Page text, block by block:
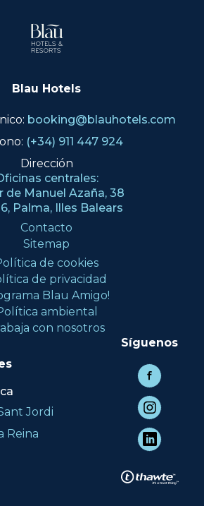
Blau Hotels
booking@blauhotels.com
(+34) 911 447 924
Dirección
centrales:
de Manuel Azaña, 38
Palma, Illes Balears
Contacto
Sitemap
de cookies
de privacidad
Blau Amigo!
ambiental
con nosotros
Jordi
Reina
Síguenos